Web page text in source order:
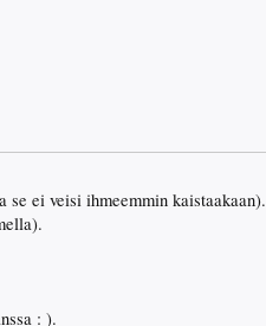
se ei veisi ihmeemmin kaistaakaan).
: ).